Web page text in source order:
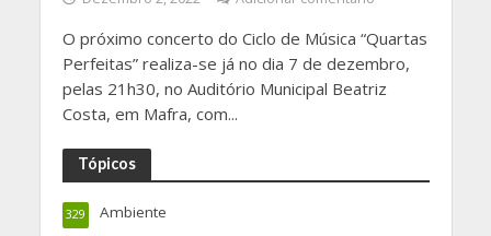
O próximo concerto do Ciclo de Música “Quartas
Perfeitas” realiza-se já no dia 7 de dezembro,
pelas 21h30, no Auditório Municipal Beatriz
Costa, em Mafra, com...
Tópicos
Ambiente
329